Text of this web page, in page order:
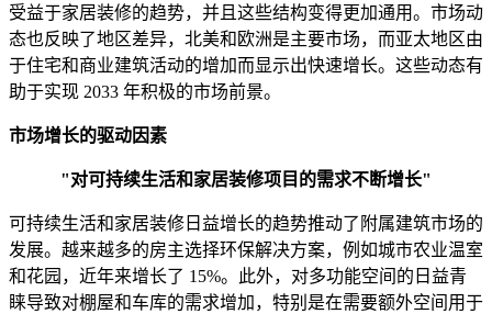
受益于家居装修的趋势，并且这些结构变得更加通用。市场动
态也反映了地区差异，北美和欧洲是主要市场，而亚太地区由
于住宅和商业建筑活动的增加而显示出快速增长。这些动态有
助于实现 2033 年积极的市场前景。
市场增长的驱动因素
"对可持续生活和家居装修项目的需求不断增长"
可持续生活和家居装修日益增长的趋势推动了附属建筑市场的
发展。越来越多的房主选择环保解决方案，例如城市农业温室
和花园，近年来增长了 15%。此外，对多功能空间的日益青
睐导致对棚屋和车库的需求增加，特别是在需要额外空间用于